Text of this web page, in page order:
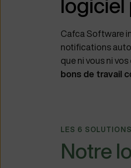
Cafca Software
notifications
que ni vous ni
bons de travail
LES 6
Notre